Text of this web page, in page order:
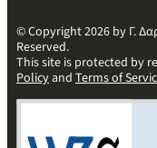
© Copyright 2026 by Γ.
Reserved.
This site is protected by
Policyand Terms of